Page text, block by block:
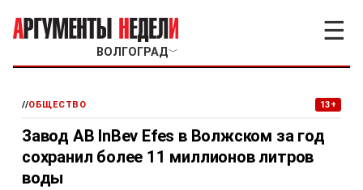
ВОЛГОГРАД﹀
☰
//ОБЩЕСТВО 13+
Завод AB InBev Efes в Волжском за год
сохранил более 11 миллионов литров
воды